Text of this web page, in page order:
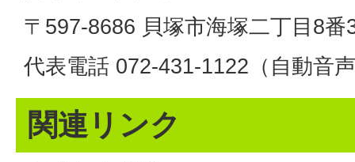
〒597-8686 貝塚市海塚二丁目8番
代表電話 072-431-1122（自動音
関連リンク